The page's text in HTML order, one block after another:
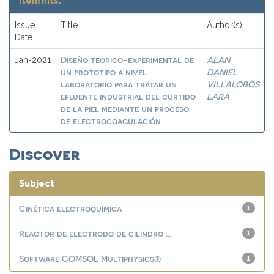
Issue
Date
Title Author(s)
Jan-2021
Diseño teórico-experimental de
un prototipo a nivel
laboratorio para tratar un
efluente industrial del curtido
de la piel mediante un proceso
de electrocoagulación
ALAN
DANIEL
VILLALOBOS
LARA
Discover
Subject
1
Cinética electroquímica
1
Reactor de electrodo de cilindro ...
1
Software COMSOL Multiphysics®